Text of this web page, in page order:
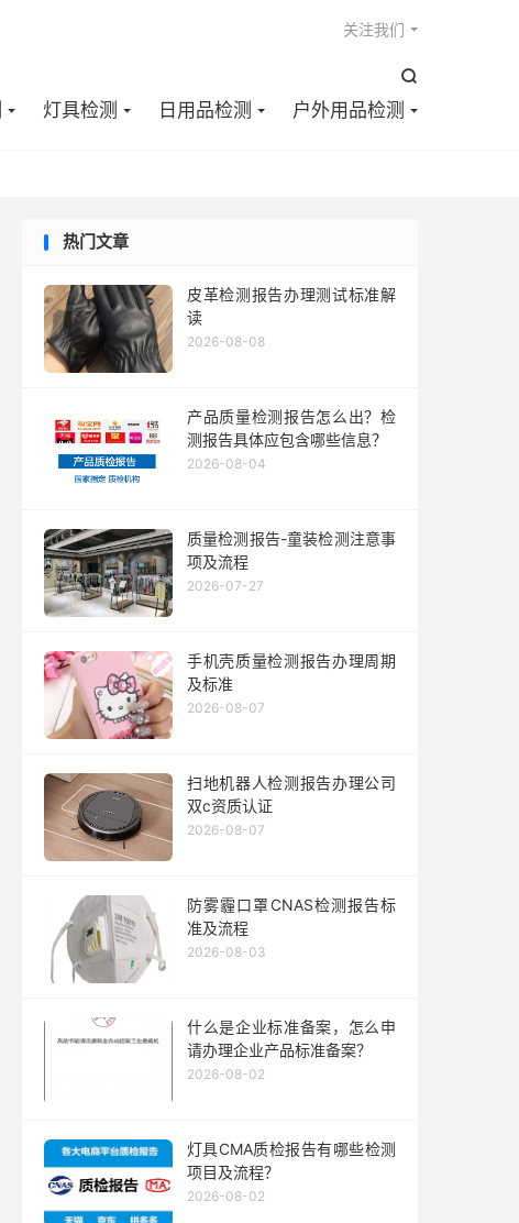

灯具检测 日用品检测 户外用品检测
关注我们
热门文章
皮革检测报告办理测试标准解
读
2026-08-08
产品质量检测报告怎么出？检
测报告具体应包含哪些信息？
2026-08-04
质量检测报告-童装检测注意事
项及流程
2026-07-27
手机壳质量检测报告办理周期
及标准
2026-08-07
扫地机器人检测报告办理公司
双c资质认证
2026-08-07
防雾霾口罩CNAS检测报告标
准及流程
2026-08-03
什么是企业标准备案，怎么申
请办理企业产品标准备案？
2026-08-02
灯具CMA质检报告有哪些检测
项目及流程？
2026-08-02